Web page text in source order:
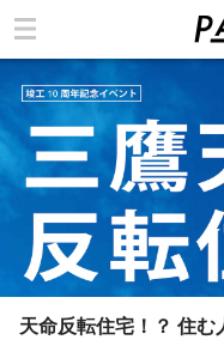
天命反転住宅！？ 住